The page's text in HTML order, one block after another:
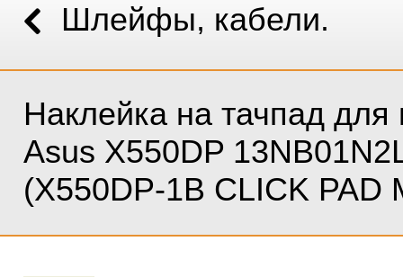
Шлейфы, кабели.
Наклейка на тачпад для
Asus X550DP
(X550DP-1B CLICK PAD